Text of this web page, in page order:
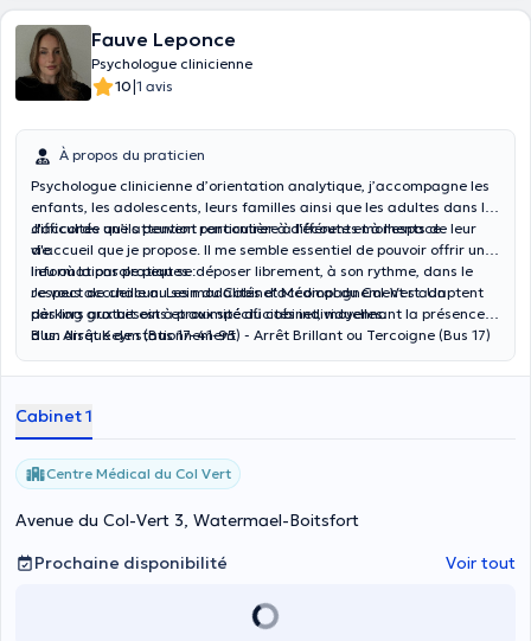
Fauve Leponce
Psychologue clinicienne
10|1 avis
À propos du praticien
Psychologue clinicienne d’orientation analytique, j’accompagne les
enfants, les adolescents, leurs familles ainsi que les adultes dans les
difficultés qu’ils peuvent rencontrer à différents moments de leur
vie.
J'accorde une attention particulière à l'écoute et à l'espace
d'accueil que je propose. Il me semble essentiel de pouvoir offrir un
lieu où la parole peut se déposer librement, à son rythme, dans le
respect de chacun. Les modalités d'accompagnement s'adaptent
dès lors aux besoins et aux spécificités individuelles.
Informations pratiques :
Je vous accueille au sein du Cabinet Médical du Col-Vert. Un
parking gratuit est à proximité du cabinet, moyennant la présence
d'un disque de stationnement
Bus: Arrêt Keym (Bus 17-41-95) - Arrêt Brillant ou Tercoigne (Bus 17)
Cabinet 1
Centre Médical du Col Vert
Avenue du Col-Vert 3, Watermael-Boitsfort
Prochaine disponibilité
Voir tout